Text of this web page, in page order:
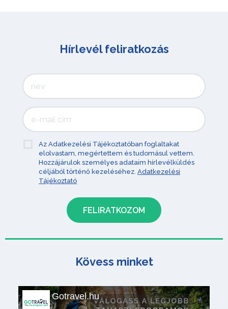
Hírlevél feliratkozás
Az Adatkezelési Tájékoztatóban foglaltakat
elolvastam, megértettem és tudomásul vettem.
Hozzájárulok személyes adataim hírlevélküldés
céljából történő kezeléséhez. Adatkezelési
Tájékoztató
Kövess minket
Gotravel.hu